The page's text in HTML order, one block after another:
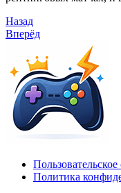
Назад
Вперёд
Политика